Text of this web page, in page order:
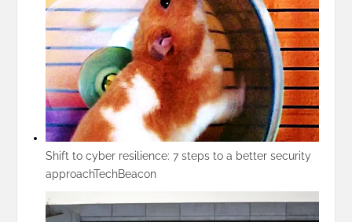
Shift to cyber resilience: 7 steps to a better security
approachTechBeacon